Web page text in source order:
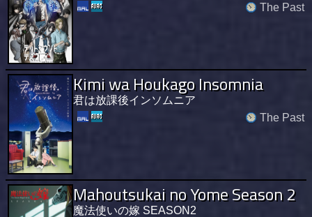
The Past
Kimi wa Houkago Insomnia
君は放課後インソムニア
The Past
Mahoutsukai no Yome Season 2
魔法使いの嫁 SEASON2